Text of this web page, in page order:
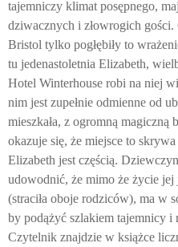
tajemniczy klimat posępnego,
dziwacznych i złowrogich gości.
Bristol tylko pogłębiły to
tu jedenastoletnia Elizabeth,
Hotel Winterhouse robi na niej
nim jest zupełnie odmienne od
mieszkała, z ogromną
okazuje się, że miejsce to
Elizabeth jest częścią.
udowodnić, że mimo że życie jej
(straciła oboje rodziców), ma w
by podążyć szlakiem tajemnicy i
Czytelnik znajdzie w książce